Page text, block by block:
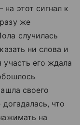
этот сигнал к
же
случилась
ни слова и
его ждала
своего
что
на